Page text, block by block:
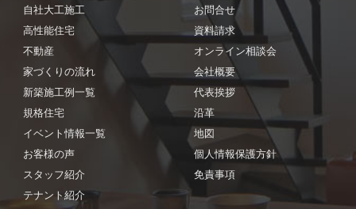
自社大工施工
高性能住宅
不動産
家づくりの流れ
新築施工例一覧
規格住宅
イベント情報一覧
お客様の声
スタッフ紹介
テナント紹介
お問合せ
資料請求
オンライン相談会
会社概要
代表挨拶
沿革
地図
個人情報保護方針
免責事項